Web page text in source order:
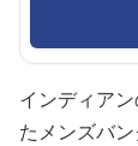
インディア
たメンズバン